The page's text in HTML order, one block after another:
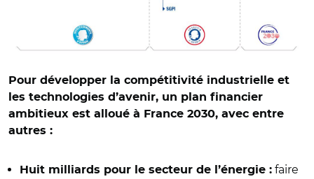
Pour développer la compétitivité industrielle et
les technologies d’avenir, un plan financier
ambitieux est alloué à France 2030, avec entre
autres :
Huit milliards pour le secteur de l’énergie : faire